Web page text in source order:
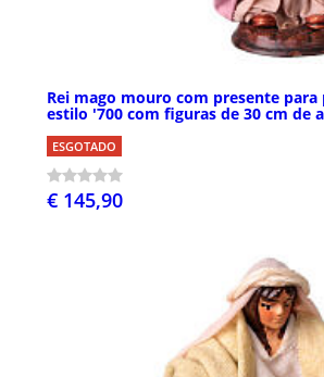
Rei mago mouro com presente
estilo '700 com figuras de 30 cm de
ESGOTADO
€ 145,90